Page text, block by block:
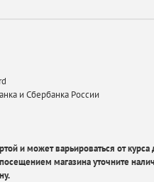
и Сбербанка России
и может варьироваться от курса
магазина уточните